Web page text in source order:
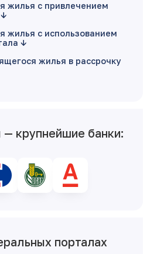
жилья с привлечением
жилья с использованием
жилья в рассрочку
крупнейшие банки:
порталах